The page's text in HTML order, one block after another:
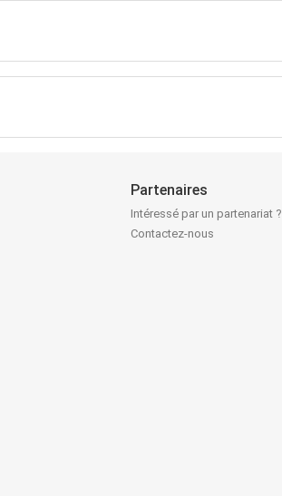
Partenaires
Intéressé par un partenariat ?
Contactez-nous